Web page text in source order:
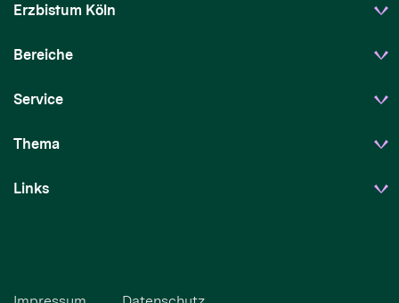
Erzbistum Köln
Bereiche
Service
Thema
Links